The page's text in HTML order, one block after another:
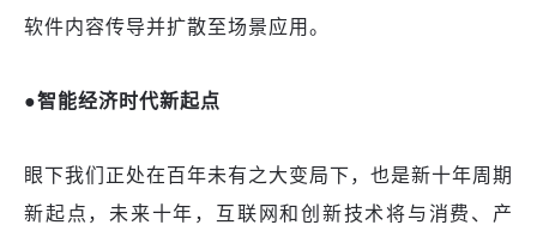
软件内容传导并扩散至场景应用。
●智能经济时代新起点
眼下我们正处在百年未有之大变局下，也是新十年周期
新起点，未来十年，互联网和创新技术将与消费、产